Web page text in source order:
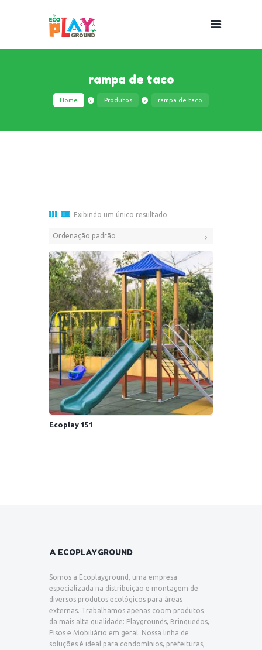
rampa de taco
Home Produtos rampa de taco
Exibindo um único resultado
Ecoplay 151
A ECOPLAYGROUND
Somos a Ecoplayground, uma empresa
especializada na distribuição e montagem de
diversos produtos ecológicos para áreas
externas. Trabalhamos apenas coom produtos
da mais alta qualidade: Playgrounds, Brinquedos,
Pisos e Mobiliário em geral. Nossa linha de
soluções é ideal para condomínios, prefeituras,